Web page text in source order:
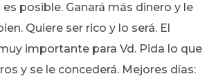
posible. Ganará más dinero y le
Quiere ser rico y lo será. El
importante para Vd. Pida lo que
y se le concederá. Mejores días: